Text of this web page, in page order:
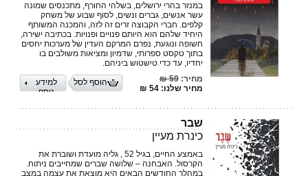
במנזר בהרי ירושלים, בשלהי החורף, מתכנסים שמונה
עשר אנשים, גברים ונשים, לסוף שבוע של משחק
קלפים. חברי הקבוצה זרים זה לזה, והמכנה המשותף
היחיד שלהם הוא היותם פנויים ופנויות. בכתיבה ישירה,
חשופה ונוגעת, נפרם המרקם העדין של מערכות יחסים
בתוך טקסט ספרותי, שדמיון ומציאות משולבים בו
יחדיו, עד כדי טישטוש ביניהם.
מחיר:59 ₪
מחיר שלנו: 54 ₪
למידע
נוסף
הוסף לסל
שבר
כינרת מעיין
באמצע החיים, בגיל 52 , גליה מועדת ושוברת את
הקרסול. האבחנה – שלושה שברים שמחייבים ניתוח.
במהלך החודשים הבאים היא מוצאת את עצמה במצב